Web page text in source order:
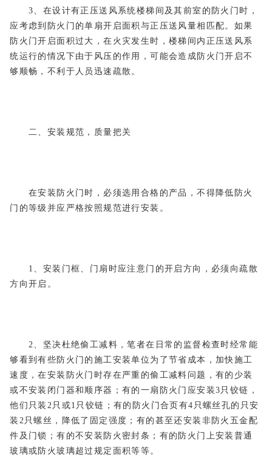
3、在设计有正压送风系统楼梯间及其前室的防火门时，
应考虑到防火门的单扇开启面积与正压送风量相匹配。如果
防火门开启面积过大，在火灾发生时，楼梯间内正压送风系
统运行的情况下由于风压的作用，可能会造成防火门开启不
够顺畅，不利于人员迅速疏散。
二、安装规范，质量把关
在安装防火门时，必须选用合格的产品，不得降低防火
门的等级并应严格按照规范进行安装。
1、安装门框、门扇时应注意门的开启方向，必须向疏散
方向开启。
2、坚决杜绝偷工减料，笔者在日常的监督检查时经常能
够看到有些防火门的施工安装单位为了节省成本，加快施工
速度，在安装防火门时存在严重的偷工减料问题，有的少装
或不安装闭门器和顺序器；有的一扇防火门应安装3只铰链，
他们只装2只或1只铰链；有的防火门合页有4只螺丝孔的只安
装2只螺丝，降低了固定强度；有的甚至还安装非防火五金配
件及门锁；有的不安装防火密封条；有的防火门上安装普通
玻璃或防火玻璃超过规定面积等等。